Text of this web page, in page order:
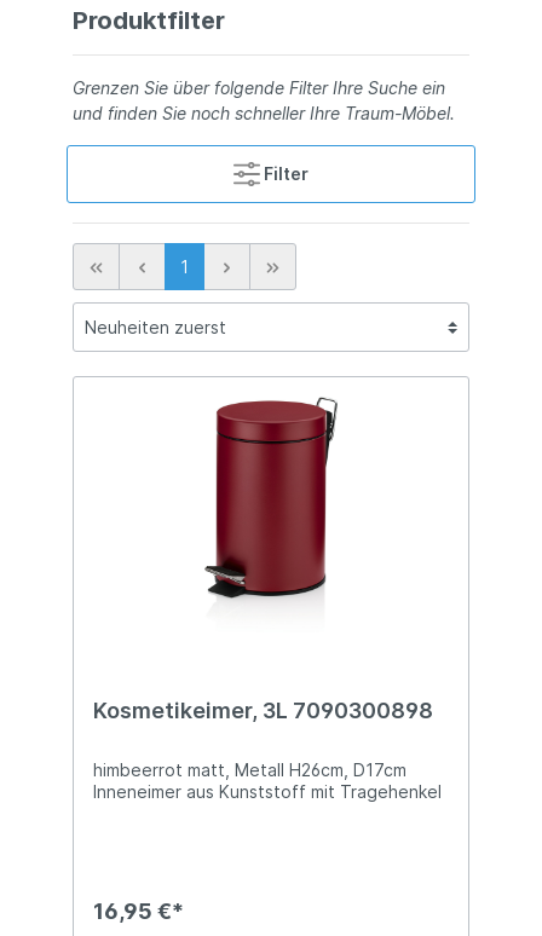
Produktfilter
Grenzen Sie über folgende Filter Ihre Suche ein
und finden Sie noch schneller Ihre Traum-Möbel.
Filter
1
Kosmetikeimer, 3L 7090300898
himbeerrot matt, Metall H26cm, D17cm
Inneneimer aus Kunststoff mit Tragehenkel
16,95 €*